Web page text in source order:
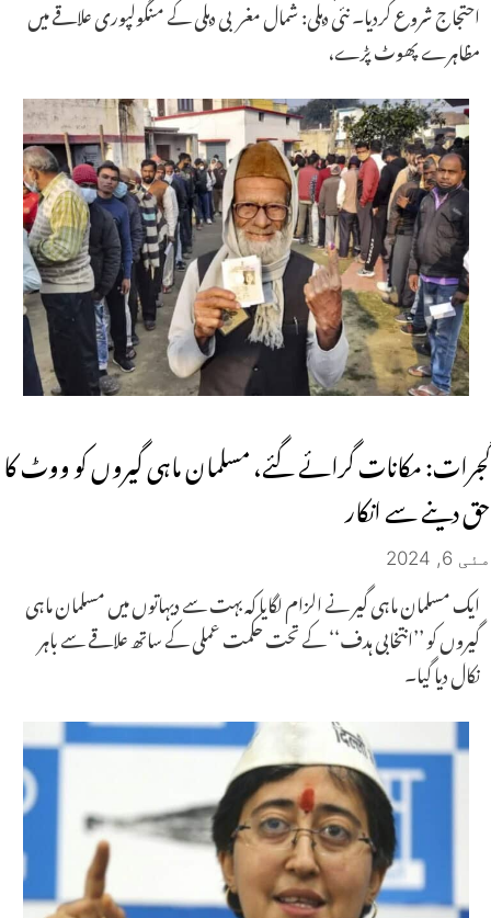
احتجاج شروع کردیا۔ نئی دہلی: شمال مغربی دہلی کے منگولپوری علاقے میں
مظاہرے پھوٹ پڑے،
گجرات: مکانات گرائے گئے، مسلمان ماہی گیروں کو ووٹ کا
حق دینے سے انکار
مئی 6, 2024
ایک مسلمان ماہی گیر نے الزام لگایا کہ بہت سے دیہاتوں میں مسلمان ماہی
گیروں کو ’’انتخابی ہدف‘‘ کے تحت حکمت عملی کے ساتھ علاقے سے باہر
نکال دیا گیا۔